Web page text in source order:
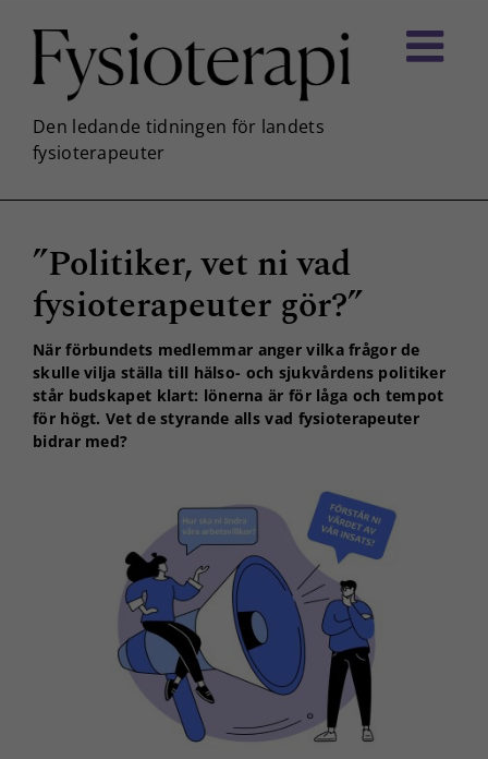
innehållet
”Politiker, vet ni vad
fysioterapeuter gör?”
När förbundets medlemmar anger vilka frågor de
skulle vilja ställa till hälso- och sjukvårdens politiker
står budskapet klart: lönerna är för låga och tempot
för högt. Vet de styrande alls vad fysioterapeuter
bidrar med?